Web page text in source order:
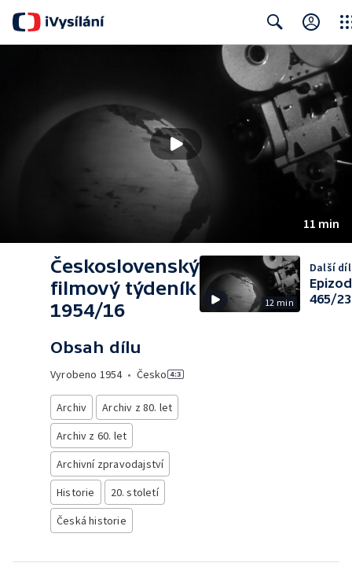
Search
11 min
Československý
filmový týdeník
1954/16
Obsah dílu
Vyrobeno 1954• Česko
Archiv
Archiv z 80. let
Archiv z 60. let
Archivní zpravodajství
Historie
20. století
Česká historie
12 min
Další díl
465/